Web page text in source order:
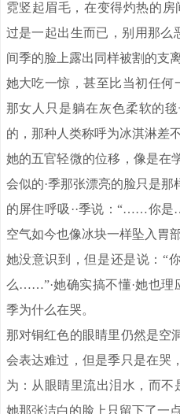
霓竖起眉毛，在变得灼热的房
过是一起出生而已，别用那么
间季的脸上露出同样被割的支
她大吃一惊，甚至比当初任何
那女人只是躺在灰色柔软的
的，那种人类称呼为冰淇淋差
她的五官轻微的位移，像是在
会似的·季那张漂亮的脸只是
的屏住呼吸··季说：“……你
空气如今也像冰块一样坠入胃部
她没意识到，但是还是说：
么……”·她确实搞不懂·她也理
季为什么在哭。
那对铜红色的眼睛里仍然是空
会表达难过，但是季只是在哭
为：从眼睛里流出泪水，而不
她那张洁白的脸上只留下了一